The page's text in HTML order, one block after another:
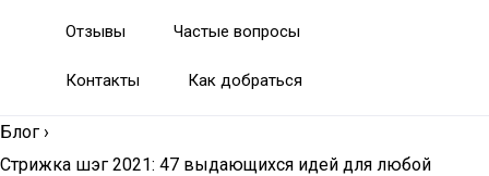
Отзывы Частые вопросы
Контакты Как добраться
Блог ›
Стрижка шэг 2021: 47 выдающихся идей для любой